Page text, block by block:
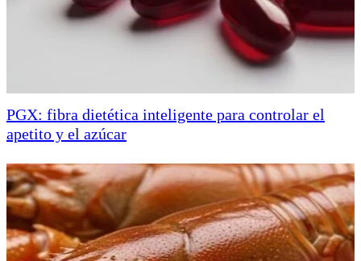
PGX: fibra dietética inteligente para controlar el
apetito y el azúcar